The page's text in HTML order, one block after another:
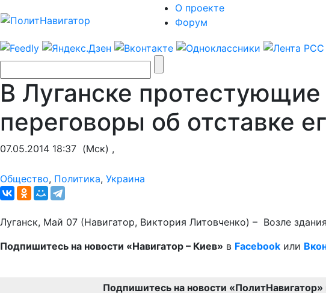
О проекте
Форум
В Луганске
переговоры об отставке
07.05.2014 18:37 (Мск) ,
Общество, Политика, Украина
Луганск, Май 07 (Навигатор, Виктория Литовченко) – Возле
Подпишитесь на новости «Навигатор – Киев» в Facebook или
Подпишитесь на новости «ПолитНавигатор»